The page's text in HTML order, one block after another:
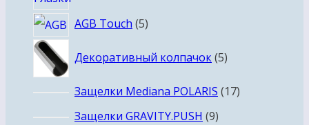
AGB Touch 55
Декоративный колпачок 55
Защелки Mediana POLARIS 1717
Защелки GRAVITY.PUSH 99